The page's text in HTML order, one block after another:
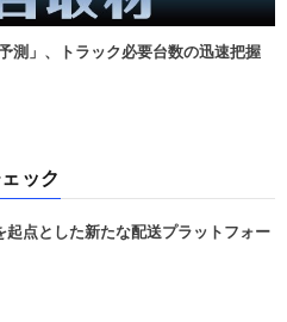
測」、トラック必要台数の迅速把握
ック
点とした新たな配送プラットフォー